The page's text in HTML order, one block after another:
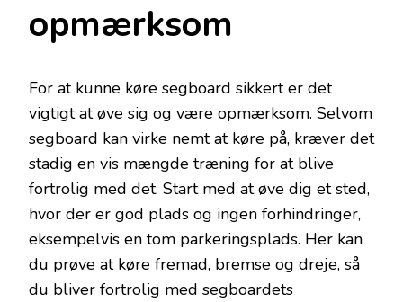
opmærksom
For at kunne køre segboard sikkert er det
vigtigt at øve sig og være opmærksom. Selvom
segboard kan virke nemt at køre på, kræver det
stadig en vis mængde træning for at blive
fortrolig med det. Start med at øve dig et sted,
hvor der er god plads og ingen forhindringer,
eksempelvis en tom parkeringsplads. Her kan
du prøve at køre fremad, bremse og dreje, så
du bliver fortrolig med segboardets